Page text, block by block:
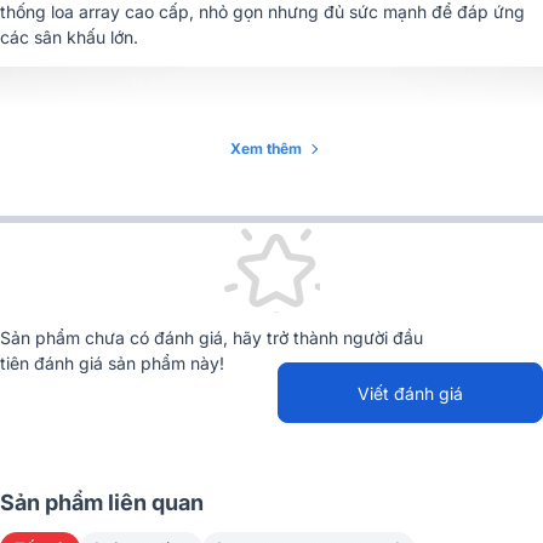
Làm mát
684 x 282 x 550 mm
CÔNG TY CỔ PHẦN TÍCH HỢP AV
– AVI JSC
thống loa array cao cấp, nhỏ gọn nhưng đủ sức mạnh để đáp ứng
các sân khấu lớn.
1. Thiết kế & Chất liệu loa phù hợp cho lắp đặt
Xem thêm
Sản phẩm chưa có đánh giá, hãy trở thành người đầu
tiên đánh giá sản phẩm này!
Viết đánh giá
Sản phẩm liên quan